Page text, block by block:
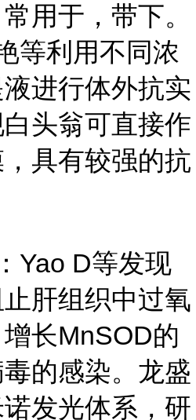
用于，带下。
等利用不同浓
进行体外抗实
头翁可直接作
具有较强的抗
Yao D等发现
肝组织中过氧
长MnSOD的
的感染。龙盛
发光体系，研